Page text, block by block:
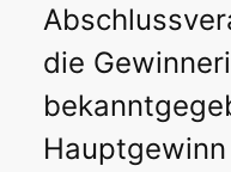
die